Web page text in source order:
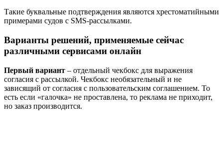
Такие буквальные подтверждения являются хрестоматийными
примерами судов с SMS-рассылками.
Варианты решений, применяемые сейчас
различными сервисами онлайн
Первый вариант – отдельный чекбокс для выражения
согласия с рассылкой. Чекбокс необязательный и не
зависящий от согласия с пользовательским соглашением. То
есть если «галочка» не проставлена, то реклама не приходит,
но заказ производится.